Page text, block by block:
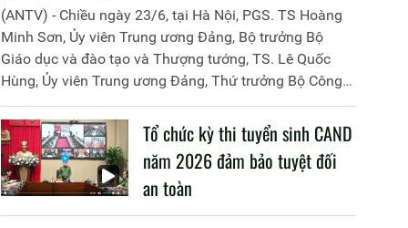
(ANTV) - Chiều ngày 23/6, tại Hà Nội, PGS. TS Hoàng
Minh Sơn, Ủy viên Trung ương Đảng, Bộ trưởng Bộ
Giáo dục và đào tạo và Thượng tướng, TS. Lê Quốc
Hùng, Ủy viên Trung ương Đảng, Thứ trưởng Bộ Công
an đã đồng chủ trì buổi làm việc với các đơn vị của 2
Bộ về một số nội dung liên quan đến công tác giáo dục
và đào tạo của lực lượng CAND.Tổ chức kỳ thi tuyển sinh CAND
năm 2026 đảm bảo tuyệt đối
an toàn